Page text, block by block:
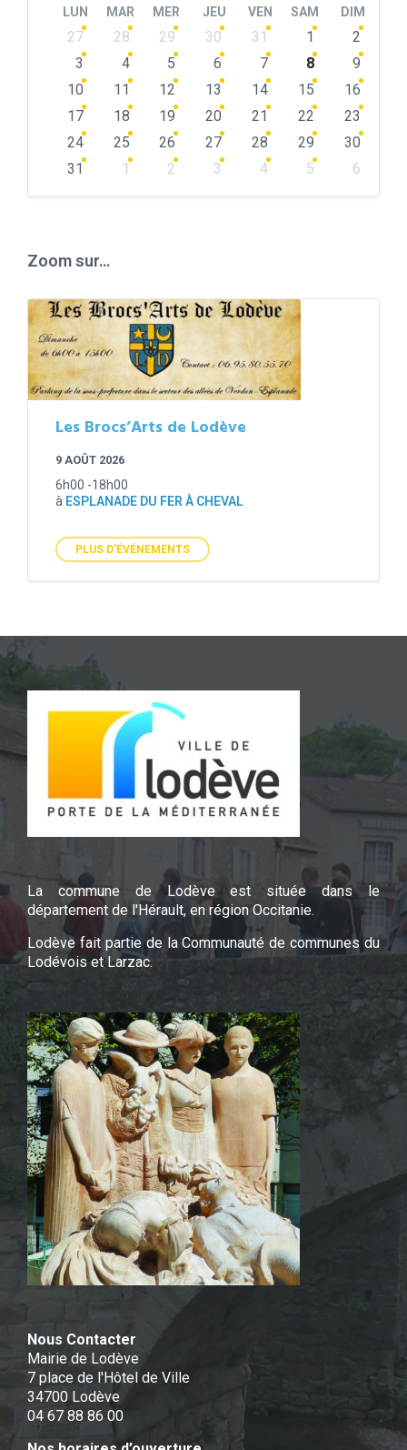
LUN MAR MER JEU VEN SAM DIM
Skip
calendar
27 28 29 30 31 1
2
3
4 5 6 7 8
9
10
11 12 13 14 15
16
17
18 19 20 21 22
23
24
25 26 27 28 29
30
31
1 2 3 4 5
6
Zoom sur…
Les Brocs’Arts de Lodève
9 AOÛT 2026
6h00 -18h00
à ESPLANADE DU FER À CHEVAL
PLUS D'ÉVÉNEMENTS
La commune de Lodève est située dans le
département de l'Hérault, en région Occitanie.
Lodève fait partie de la Communauté de communes du
Lodévois et Larzac.
Nous Contacter
Mairie de Lodève
7 place de l'Hôtel de Ville
34700 Lodève
04 67 88 86 00